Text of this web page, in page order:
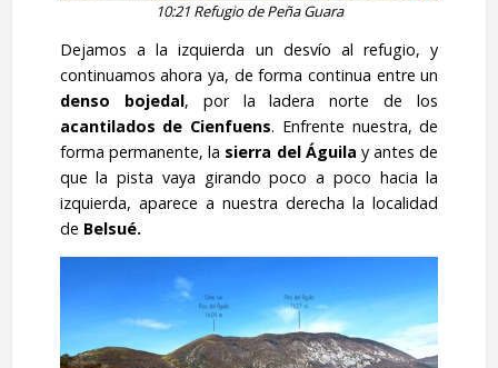
10:21 Refugio de Peña Guara
Dejamos a la izquierda un desvío al refugio, y
continuamos ahora ya, de forma continua entre un
denso bojedal, por la ladera norte de los
acantilados de Cienfuens. Enfrente nuestra, de
forma permanente, la sierra del Águila y antes de
que la pista vaya girando poco a poco hacia la
izquierda, aparece a nuestra derecha la localidad
de Belsué.